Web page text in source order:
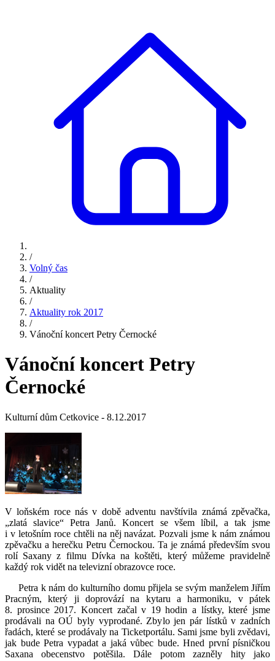
/
Volný čas
/
Aktuality
/
Aktuality rok 2017
/
Vánoční koncert Petry Černocké
Vánoční koncert Petry
Černocké
Kulturní dům Cetkovice - 8.12.2017
V loňském roce nás v době adventu navštívila známá zpěvačka,
„zlatá slavice“ Petra Janů. Koncert se všem líbil, a tak jsme
i v letošním roce chtěli na něj navázat. Pozvali jsme k nám známou
zpěvačku a herečku Petru Černockou. Ta je známá především svou
rolí Saxany z filmu Dívka na koštěti, který můžeme pravidelně
každý rok vidět na televizní obrazovce roce.
Petra k nám do kulturního domu přijela se svým manželem Jiřím
Pracným, který ji doprovází na kytaru a harmoniku, v pátek
8. prosince 2017. Koncert začal v 19 hodin a lístky, které jsme
prodávali na OÚ byly vyprodané. Zbylo jen pár lístků v zadních
řadách, které se prodávaly na Ticketportálu. Sami jsme byli zvědavi,
jak bude Petra vypadat a jaká vůbec bude. Hned první písničkou
Saxana obecenstvo potěšila. Dále potom zazněly hity jako